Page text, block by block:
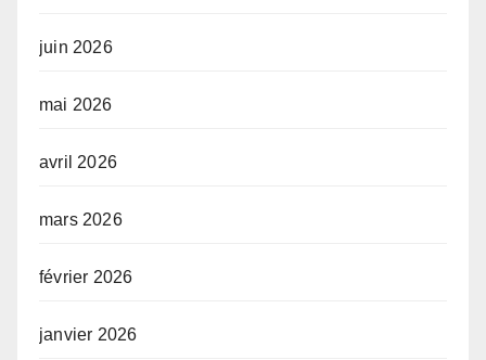
juin 2026
mai 2026
avril 2026
mars 2026
février 2026
janvier 2026